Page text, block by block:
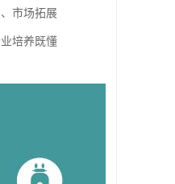
市场拓展
培养既懂